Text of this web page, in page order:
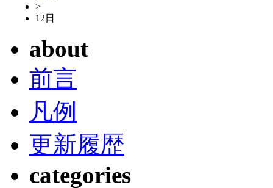
>
12日
about
前言
凡例
更新履歴
categories